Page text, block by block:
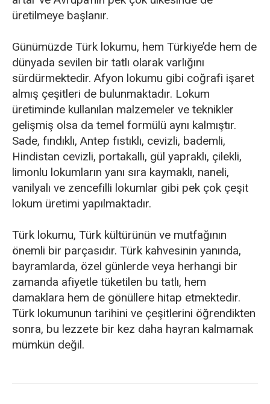
üretilmeye başlanır.
Günümüzde Türk lokumu, hem Türkiye’de hem de
dünyada sevilen bir tatlı olarak varlığını
sürdürmektedir. Afyon lokumu gibi coğrafi işaret
almış çeşitleri de bulunmaktadır. Lokum
üretiminde kullanılan malzemeler ve teknikler
gelişmiş olsa da temel formülü aynı kalmıştır.
Sade, fındıklı, Antep fıstıklı, cevizli, bademli,
Hindistan cevizli, portakallı, gül yapraklı, çilekli,
limonlu lokumların yanı sıra kaymaklı, naneli,
vanilyalı ve zencefilli lokumlar gibi pek çok çeşit
lokum üretimi yapılmaktadır.
Türk lokumu, Türk kültürünün ve mutfağının
önemli bir parçasıdır. Türk kahvesinin yanında,
bayramlarda, özel günlerde veya herhangi bir
zamanda afiyetle tüketilen bu tatlı, hem
damaklara hem de gönüllere hitap etmektedir.
Türk lokumunun tarihini ve çeşitlerini öğrendikten
sonra, bu lezzete bir kez daha hayran kalmamak
mümkün değil.